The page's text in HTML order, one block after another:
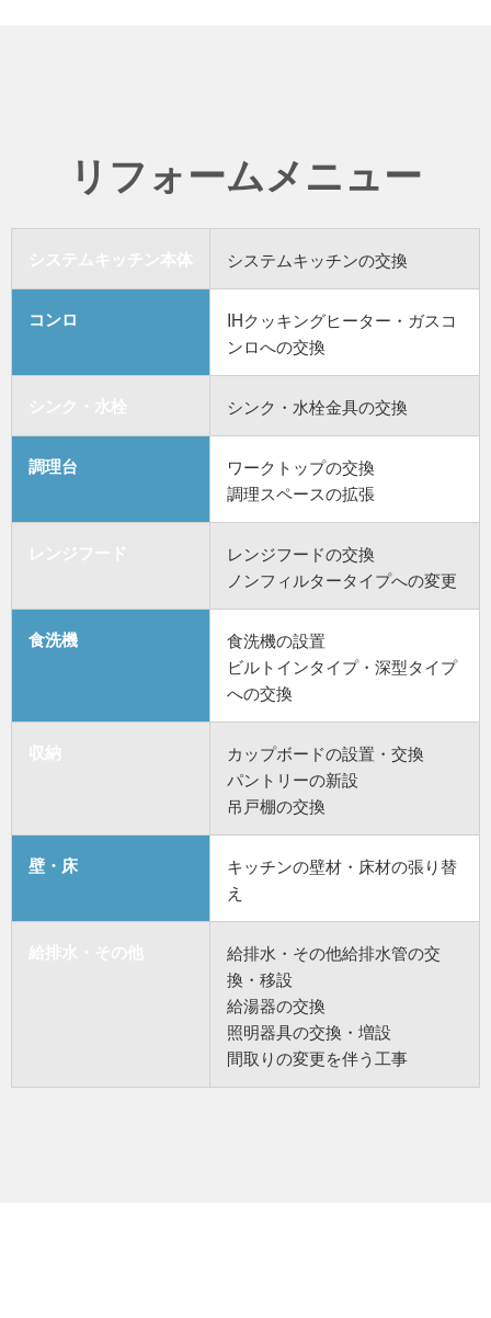
リフォームメニュー
システムキッチンの交換
コンロ
IHクッキングヒーター・ガスコ
ンロへの交換
シンク・水栓金具の交換
調理台
ワークトップの交換
調理スペースの拡張
レンジフードの交換
ノンフィルタータイプへの変更
食洗機
食洗機の設置
ビルトインタイプ・深型タイプ
への交換
カップボードの設置・交換
パントリーの新設
吊戸棚の交換
壁・床
キッチンの壁材・床材の張り替
え
給排水・その他給排水管の交
換・移設
給湯器の交換
照明器具の交換・増設
間取りの変更を伴う工事